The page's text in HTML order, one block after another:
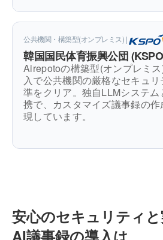
公共機関・構築型(オンプレミス) |
韓国国民体育振興公団
Airepotoの構築型(オンプレミ
入で公共機関の厳格なセキュリ
準をクリア。独自LLMシステム
携で、カスタマイズ議事録の作
現しています。
安心のセキュリティ
AI議事録の導入は